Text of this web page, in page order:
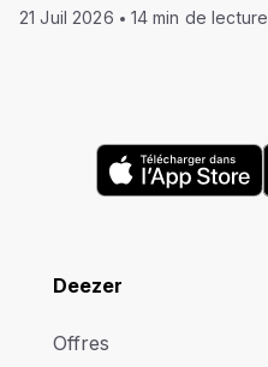
21 Juil 2026 14 min de lecture
Deezer
Offres